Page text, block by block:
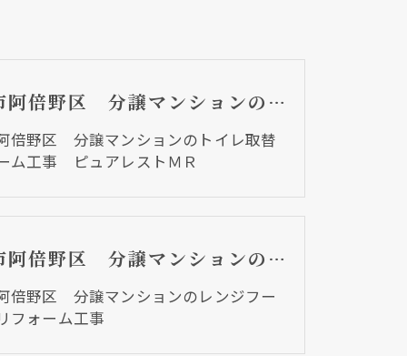
大阪市阿倍野区 分譲マンションのトイレ取替リフォーム工事 ピュアレストＭＲ
倍野区 分譲マンションのトイレ取替
ム工事 ピュアレストＭＲ
大阪市阿倍野区 分譲マンションのレンジフード取替リフォーム工事
倍野区 分譲マンションのレンジフー
フォーム工事